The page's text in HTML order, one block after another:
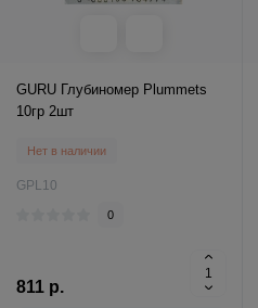
GURU Глубиномер Plummets
10гр 2шт
Нет в наличии
GPL10
0
811 р.